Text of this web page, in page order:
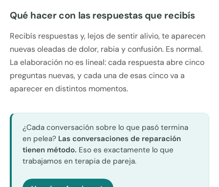
Qué hacer con las respuestas que recibís
Recibís respuestas y, lejos de sentir alivio, te aparecen
nuevas oleadas de dolor, rabia y confusión. Es normal.
La elaboración no es lineal: cada respuesta abre cinco
preguntas nuevas, y cada una de esas cinco va a
aparecer en distintos momentos.
¿Cada conversación sobre lo que pasó termina
en pelea? Las conversaciones de reparación
tienen método. Eso es exactamente lo que
trabajamos en terapia de pareja.